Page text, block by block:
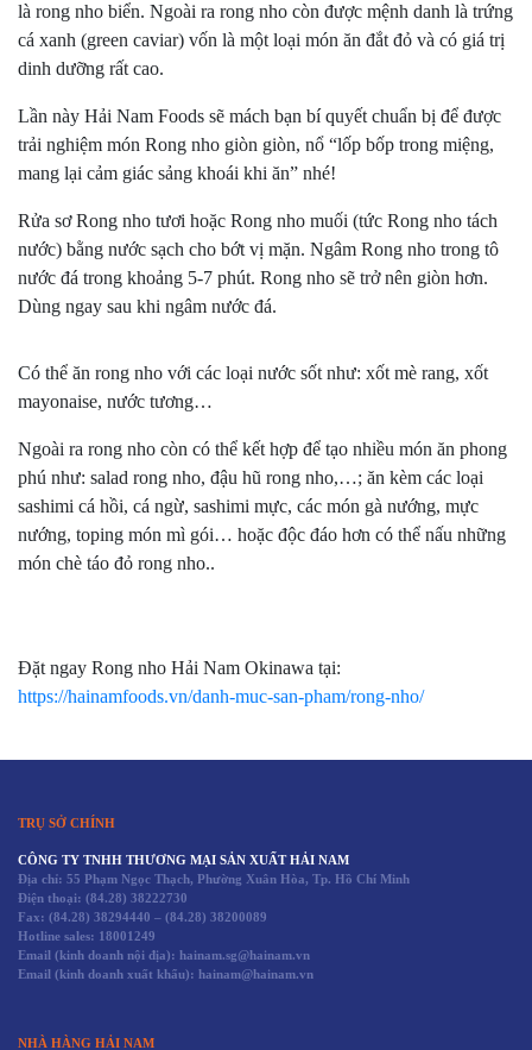
là rong nho biển. Ngoài ra rong nho còn được mệnh danh là trứng
cá xanh (green caviar) vốn là một loại món ăn đắt đỏ và có giá trị
dinh dưỡng rất cao.
Lần này Hải Nam Foods sẽ mách bạn bí quyết chuẩn bị để được
trải nghiệm món Rong nho giòn giòn, nổ “lốp bốp trong miệng,
mang lại cảm giác sảng khoái khi ăn” nhé!
Rửa sơ Rong nho tươi hoặc Rong nho muối (tức Rong nho tách
nước) bằng nước sạch cho bớt vị mặn. Ngâm Rong nho trong tô
nước đá trong khoảng 5-7 phút. Rong nho sẽ trở nên giòn hơn.
Dùng ngay sau khi ngâm nước đá.
Có thể ăn rong nho với các loại nước sốt như: xốt mè rang, xốt
mayonaise, nước tương…
Ngoài ra rong nho còn có thể kết hợp để tạo nhiều món ăn phong
phú như: salad rong nho, đậu hũ rong nho,…; ăn kèm các loại
sashimi cá hồi, cá ngừ, sashimi mực, các món gà nướng, mực
nướng, toping món mì gói… hoặc độc đáo hơn có thể nấu những
món chè táo đỏ rong nho..
Đặt ngay Rong nho Hải Nam Okinawa tại:
https://hainamfoods.vn/danh-muc-san-pham/rong-nho/
TRỤ SỞ CHÍNH
CÔNG TY TNHH THƯƠNG MẠI SẢN XUẤT HẢI NAM
Địa chỉ: 55 Phạm Ngọc Thạch, Phường Xuân Hòa, Tp. Hồ Chí Minh
Điện thoại: (84.28) 38222730
Fax: (84.28) 38294440 – (84.28) 38200089
Hotline sales: 18001249
Email (kinh doanh nội địa): hainam.sg@hainam.vn
Email (kinh doanh xuất khẩu): hainam@hainam.vn
NHÀ HÀNG HẢI NAM